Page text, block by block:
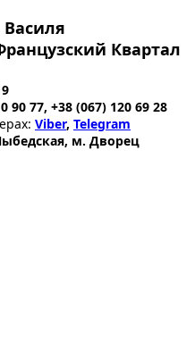
Василя
Квартал
90 77, +38 (067) 120 69 28
Viber, Telegram
м. Дворец